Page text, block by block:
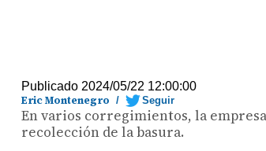
Publicado 2024/05/22 12:00:00
Eric Montenegro / Seguir
En varios corregimientos, la
recolección de la basura.